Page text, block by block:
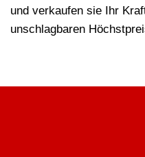
und verkaufen sie Ihr
unschlagbaren